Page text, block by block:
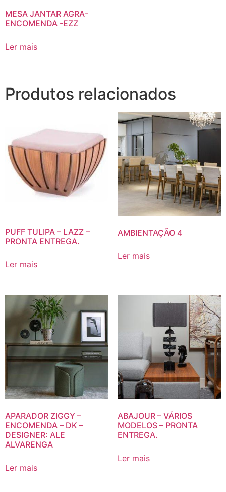
MESA JANTAR AGRA-
ENCOMENDA -EZZ
Ler mais
Produtos relacionados
PUFF TULIPA – LAZZ –
PRONTA ENTREGA.
Ler mais
AMBIENTAÇÃO 4
Ler mais
APARADOR ZIGGY –
ENCOMENDA – DK –
DESIGNER: ALE
ALVARENGA
Ler mais
ABAJOUR – VÁRIOS
MODELOS – PRONTA
ENTREGA.
Ler mais